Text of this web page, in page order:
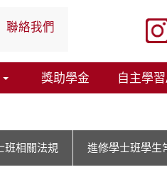
聯絡我們
獎助學金 自主學
班相關法規 進修學士班學生